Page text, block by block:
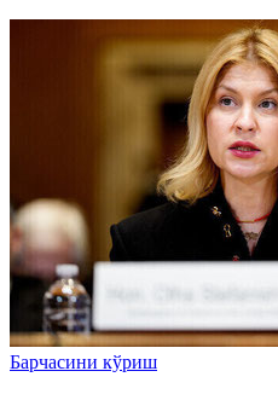
Барчасини кўриш